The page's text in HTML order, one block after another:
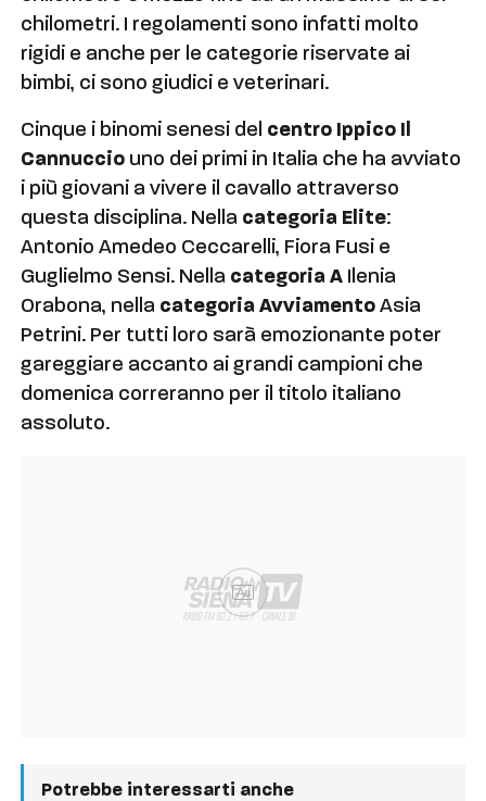
chilometri. I regolamenti sono infatti molto
rigidi e anche per le categorie riservate ai
bimbi, ci sono giudici e veterinari.
Cinque i binomi senesi del centro Ippico Il
Cannuccio uno dei primi in Italia che ha avviato
i più giovani a vivere il cavallo attraverso
questa disciplina. Nella categoria Elite:
Antonio Amedeo Ceccarelli, Fiora Fusi e
Guglielmo Sensi. Nella categoria A Ilenia
Orabona, nella categoria Avviamento Asia
Petrini. Per tutti loro sarà emozionante poter
gareggiare accanto ai grandi campioni che
domenica correranno per il titolo italiano
assoluto.
Ad
Potrebbe interessarti anche